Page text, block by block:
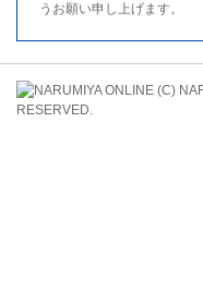
うお願い申し上げます。